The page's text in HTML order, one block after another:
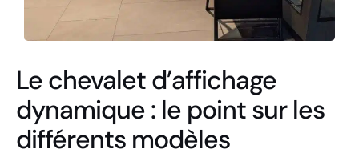
Le chevalet d’affichage
dynamique : le point sur les
différents modèles